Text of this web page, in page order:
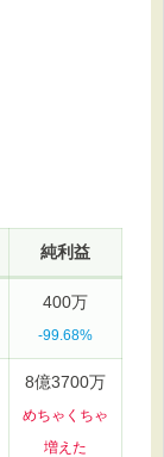
純利益
400万
-99.68%
8億3700万
めちゃくちゃ
増えた